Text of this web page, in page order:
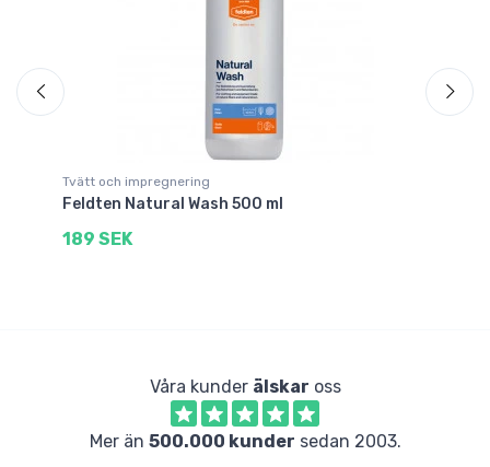
Tvätt och impregnering
Feldten Natural Wash 500 ml
189 SEK
Våra kunder älskar oss
Mer än 500.000 kunder sedan 2003.